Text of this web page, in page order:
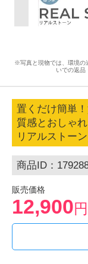
※写真と現物では、環境の
いでの返品
置くだけ簡単
質感とおしゃ
リアルストー
商品ID：
販売価格
12,900